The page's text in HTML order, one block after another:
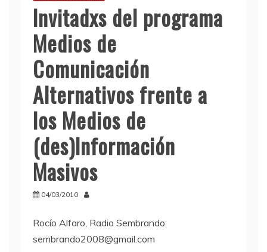
Invitadxs del programa
Medios de
Comunicación
Alternativos frente a
los Medios de
(des)Información
Masivos
04/03/2010
Rocío Alfaro, Radio Sembrando:
sembrando2008@gmail.com